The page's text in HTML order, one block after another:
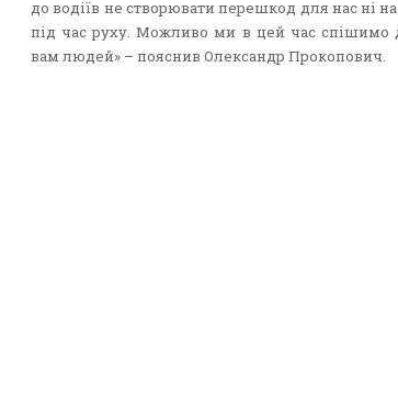
до водіїв не створювати перешкод для нас ні на
під час руху. Можливо ми в цей час спішимо
вам людей» – пояснив Олександр Прокопович.